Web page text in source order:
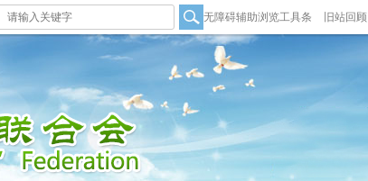
无障碍辅助浏览工具条 旧站回顾